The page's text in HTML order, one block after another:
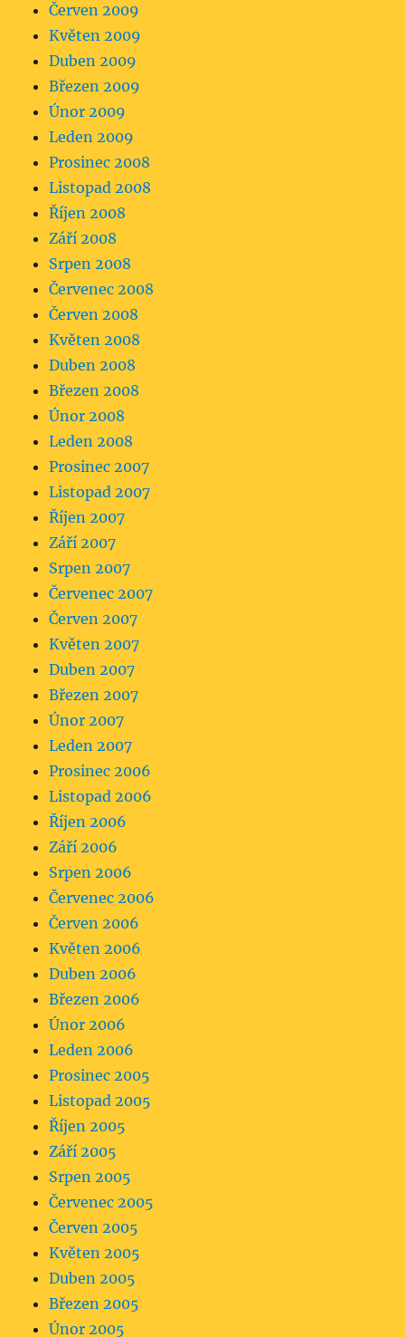
Červen 2009
Květen 2009
Duben 2009
Březen 2009
Únor 2009
Leden 2009
Prosinec 2008
Listopad 2008
Říjen 2008
Září 2008
Srpen 2008
Červenec 2008
Červen 2008
Květen 2008
Duben 2008
Březen 2008
Únor 2008
Leden 2008
Prosinec 2007
Listopad 2007
Říjen 2007
Září 2007
Srpen 2007
Červenec 2007
Červen 2007
Květen 2007
Duben 2007
Březen 2007
Únor 2007
Leden 2007
Prosinec 2006
Listopad 2006
Říjen 2006
Září 2006
Srpen 2006
Červenec 2006
Červen 2006
Květen 2006
Duben 2006
Březen 2006
Únor 2006
Leden 2006
Prosinec 2005
Listopad 2005
Říjen 2005
Září 2005
Srpen 2005
Červenec 2005
Červen 2005
Květen 2005
Duben 2005
Březen 2005
Únor 2005